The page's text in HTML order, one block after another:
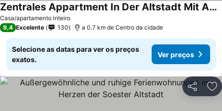
Casa/apartamento inteiro
Zentrales Appartment In Der Altstadt Mit Aussenterrasse
9,4 Excelente 130 a 0.7 km de Centro da cidade
Selecione as datas para ver os preços
exatos.
Ver preços
Partilhar